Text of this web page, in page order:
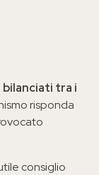
bilanciati tra i
risponda
consiglio